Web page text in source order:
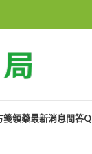
箋領藥最新消息問答